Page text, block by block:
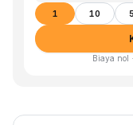
1 10
Biaya nol